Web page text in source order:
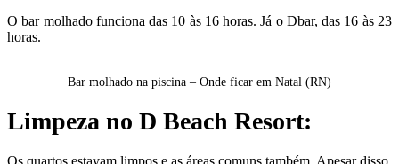
O bar molhado funciona das 10 às 16 horas. Já o Dbar, das 16 às 23
horas.
Bar molhado na piscina – Onde ficar em Natal (RN)
Limpeza no D Beach Resort: